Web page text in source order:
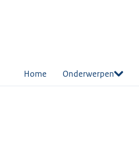
Home Onderwerpen